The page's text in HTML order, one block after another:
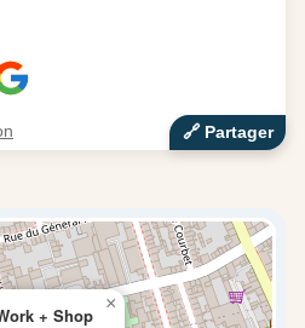
🔗‍️ Partager
+ Shop
×